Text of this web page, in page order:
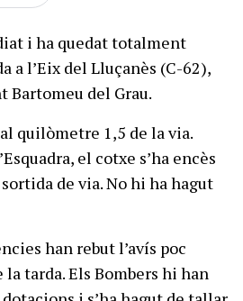
i ha quedat totalment
a l’Eix del Lluçanès (C-62),
Bartomeu del Grau.
quilòmetre 1,5 de la via.
el cotxe s’ha encès
de via. No hi ha hagut
han rebut l’avís poc
la tarda. Els Bombers hi han